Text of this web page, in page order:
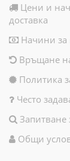
Цени и
доставка
Начини
Връщане
Политика
Често
Запитване
Общи